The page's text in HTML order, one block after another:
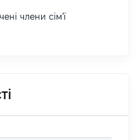
члени сім'ї